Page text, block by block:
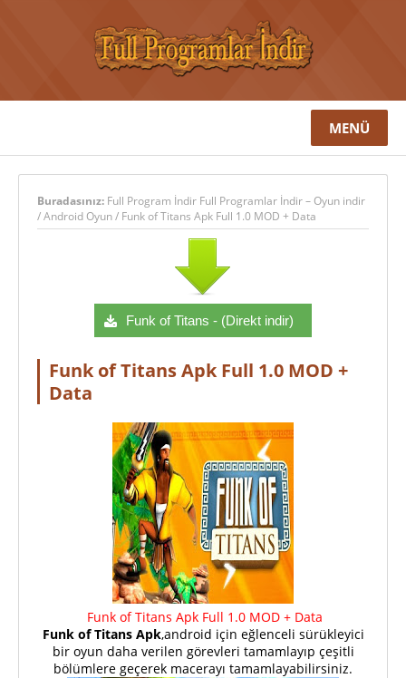
MENÜ
Buradasınız: Full Program İndir Full Programlar İndir – Oyun indir
/Android Oyun/ Funk of Titans Apk Full 1.0 MOD + Data
Funk of Titans - (Direkt indir)
Funk of Titans Apk Full 1.0 MOD +
Data
Funk of Titans Apk Full 1.0 MOD + Data
Funk of Titans Apk,android için eğlenceli sürükleyici
bir oyun daha verilen görevleri tamamlayıp çeşitli
bölümlere geçerek macerayı tamamlayabilirsiniz.